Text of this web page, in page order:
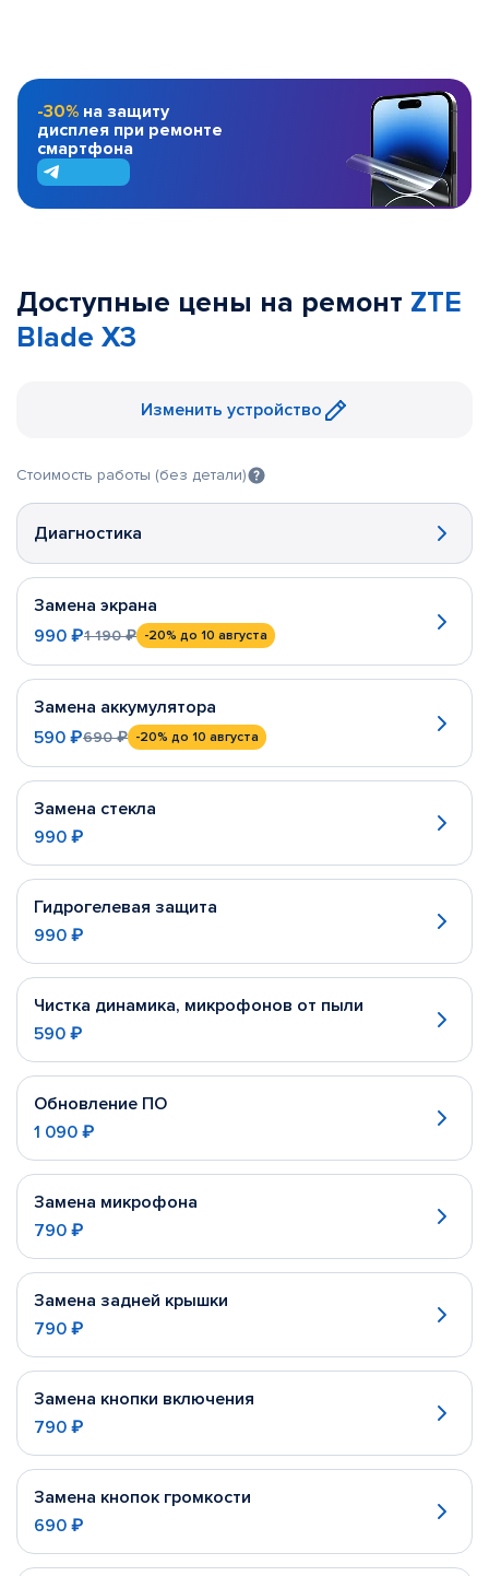
-30% на защиту
дисплея при ремонте
смартфона
Доступные цены на ремонт ZTE
Blade X3
Изменить устройство
Стоимость работы (без детали)
Диагностика
Замена экрана
990 ₽1 190 ₽ -20% до 10 августа
Замена аккумулятора
590 ₽690 ₽ -20% до 10 августа
Замена стекла
990 ₽
Гидрогелевая защита
990 ₽
Чистка динамика, микрофонов от пыли
590 ₽
Обновление ПО
1 090 ₽
Замена микрофона
790 ₽
Замена задней крышки
790 ₽
Замена кнопки включения
790 ₽
Замена кнопок громкости
690 ₽